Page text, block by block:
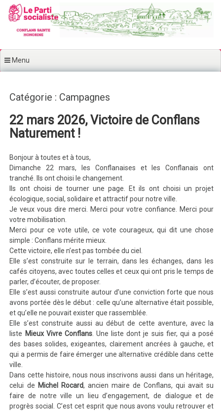
Aller au contenu principal
Menu
Catégorie : Campagnes
22 mars 2026, Victoire de Conflans
Naturement !
Bonjour à toutes et à tous,
Dimanche 22 mars, les Conflanaises et les Conflanais ont
tranché. Ils ont choisi le changement.
Ils ont choisi de tourner une page. Et ils ont choisi un projet
écologique, social, solidaire et attractif pour notre ville.
Je veux vous dire merci. Merci pour votre confiance. Merci pour
votre mobilisation.
Merci pour ce vote utile, ce vote courageux, qui dit une chose
simple : Conflans mérite mieux.
Cette victoire, elle n’est pas tombée du ciel.
Elle s’est construite sur le terrain, dans les échanges, dans les
cafés citoyens, avec toutes celles et ceux qui ont pris le temps de
parler, d’écouter, de proposer.
Elle s’est aussi construite autour d’une conviction forte que nous
avons portée dès le début : celle qu’une alternative était possible,
et qu’elle ne pouvait exister que rassemblée.
Elle s’est construite aussi au début de cette aventure, avec la
liste Mieux Vivre Conflans. Une liste dont je suis fier, qui a posé
des bases solides, exigeantes, clairement ancrées à gauche, et
qui a permis de faire émerger une alternative crédible dans cette
ville.
Dans cette histoire, nous nous inscrivons aussi dans un héritage,
celui de Michel Rocard, ancien maire de Conflans, qui avait su
faire de notre ville un lieu d’engagement, de dialogue et de
progrès social. C’est cet esprit que nous avons voulu retrouver et